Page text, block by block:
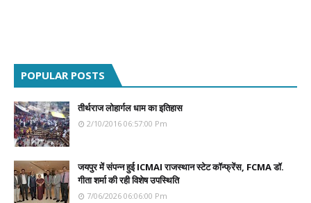
POPULAR POSTS
तीर्थराज लोहार्गल धाम का इतिहास
2/10/2016 06:57:00 Pm
जयपुर में संपन्न हुई ICMAI राजस्थान स्टेट कॉन्फ्रेंस, FCMA डॉ.
गीता शर्मा की रही विशेष उपस्थिति
7/06/2026 06:06:00 Pm